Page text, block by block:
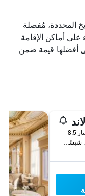
المحددة، مُفصلة
أماكن الإقامة
أفضلها قيمة ضمن
8.5
Rue de la Marnière, شيسّي, إقليم السين و مارن, فرنسا